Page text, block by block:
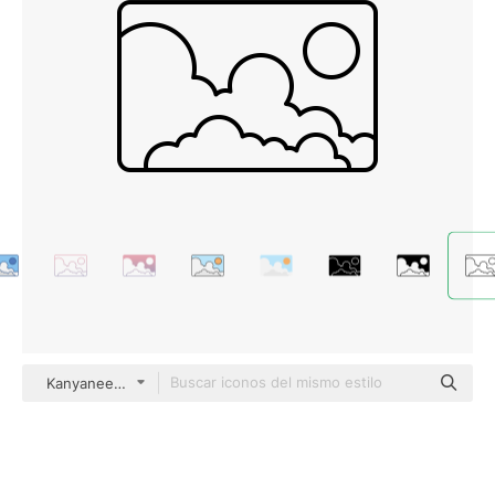
Kanyanee Watanajitkasem Detailed Outline